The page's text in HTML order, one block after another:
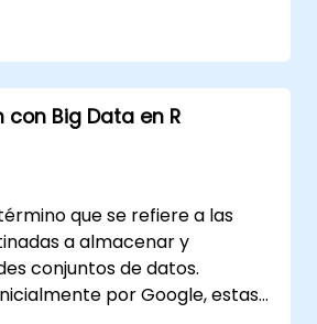
Big Data en R
que se refiere a las
a almacenar y
conjuntos de datos.
por Google, estas